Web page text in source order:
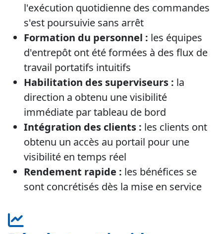
l'exécution quotidienne des commandes
s'est poursuivie sans arrêt
Formation du personnel : les équipes
d'entrepôt ont été formées à des flux de
travail portatifs intuitifs
Habilitation des superviseurs : la
direction a obtenu une visibilité
immédiate par tableau de bord
Intégration des clients : les clients ont
obtenu un accès au portail pour une
visibilité en temps réel
Rendement rapide : les bénéfices se
sont concrétisés dès la mise en service